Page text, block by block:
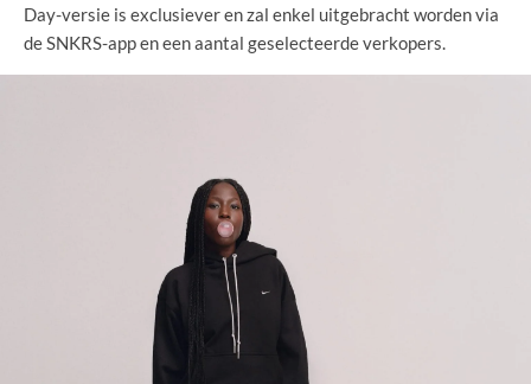
Day-versie is exclusiever en zal enkel uitgebracht worden via
de SNKRS-app en een aantal geselecteerde verkopers.